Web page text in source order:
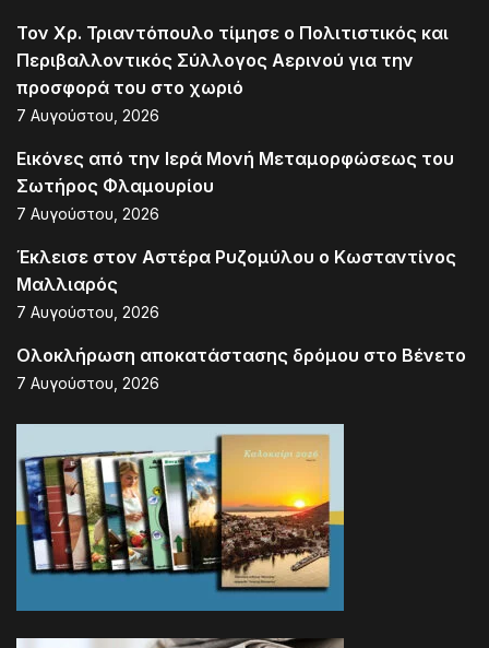
Τον Χρ. Τριαντόπουλο τίμησε ο Πολιτιστικός και
Περιβαλλοντικός Σύλλογος Αερινού για την
προσφορά του στο χωριό
7 Αυγούστου, 2026
Εικόνες από την Ιερά Μονή Μεταμορφώσεως του
Σωτήρος Φλαμουρίου
7 Αυγούστου, 2026
Έκλεισε στον Αστέρα Ρυζομύλου ο Κωσταντίνος
Μαλλιαρός
7 Αυγούστου, 2026
Ολοκλήρωση αποκατάστασης δρόμου στο Βένετο
7 Αυγούστου, 2026